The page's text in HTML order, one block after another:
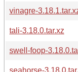
vinagre-
tali-3.18.0.tar.xz
swell-foop-
seahorse-